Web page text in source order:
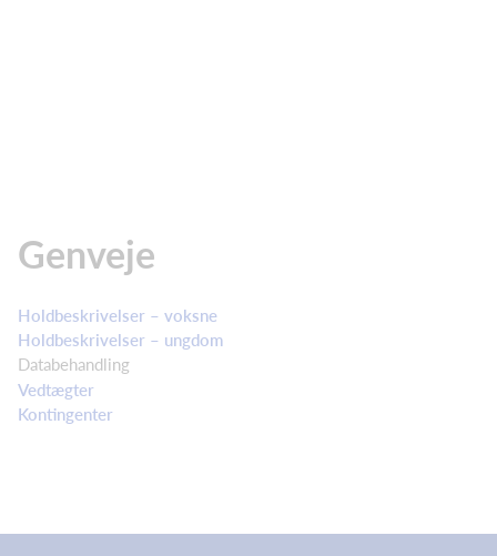
Genveje
Holdbeskrivelser – voksne
Holdbeskrivelser – ungdom
Databehandling
Vedtægter
Kontingenter